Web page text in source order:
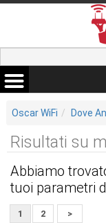
Oscar WiFi Dove
Risultati su
Abbiamo
tuoi parametri
1 2 >